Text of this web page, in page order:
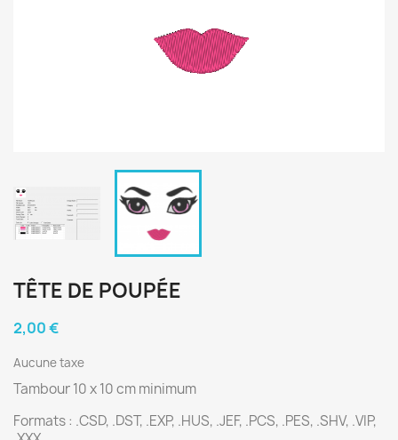
TÊTE DE POUPÉE
2,00 €
Aucune taxe
Tambour 10 x 10 cm minimum
Formats : .CSD, .DST, .EXP, .HUS, .JEF, .PCS, .PES, .SHV, .VIP,